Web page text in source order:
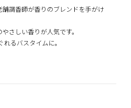
調香師が香りのブレンドを手がけ
さしい香りが人気です。
るバスタイムに。